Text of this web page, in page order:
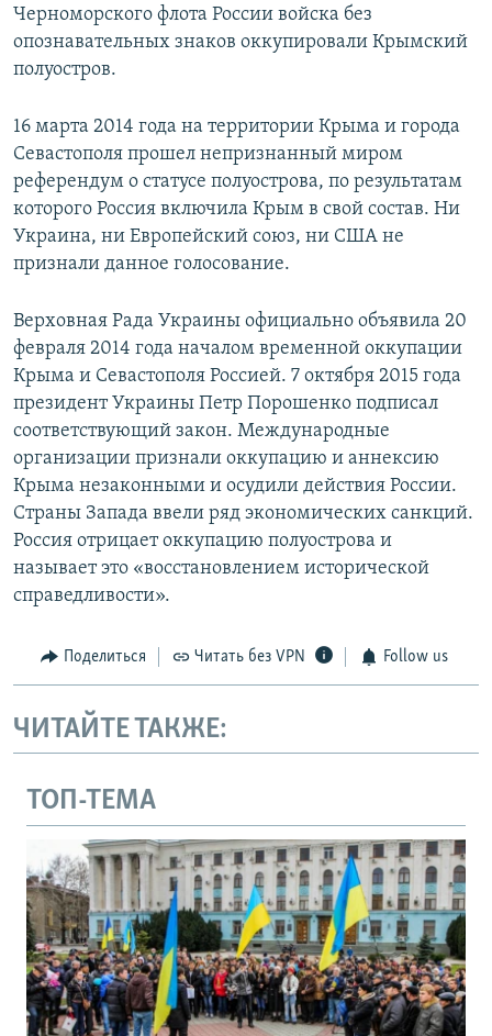
Черноморского флота России войска без
опознавательных знаков оккупировали Крымский
полуостров.
16 марта 2014 года на территории Крыма и города
Севастополя прошел непризнанный миром
референдум о статусе полуострова, по результатам
которого Россия включила Крым в свой состав. Ни
Украина, ни Европейский союз, ни США не
признали данное голосование.
Верховная Рада Украины официально объявила 20
февраля 2014 года началом временной оккупации
Крыма и Севастополя Россией. 7 октября 2015 года
президент Украины Петр Порошенко подписал
соответствующий закон. Международные
организации признали оккупацию и аннексию
Крыма незаконными и осудили действия России.
Страны Запада ввели ряд экономических санкций.
Россия отрицает оккупацию полуострова и
называет это «восстановлением исторической
справедливости».
Поделиться Читать без VPN Follow us
ЧИТАЙТЕ ТАКЖЕ:
ТОП-ТЕМА